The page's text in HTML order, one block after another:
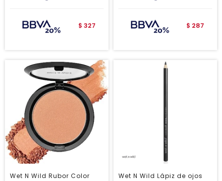
$ 327 $ 287
Wet N Wild Rubor Color
Wet N Wild Lápiz de ojos